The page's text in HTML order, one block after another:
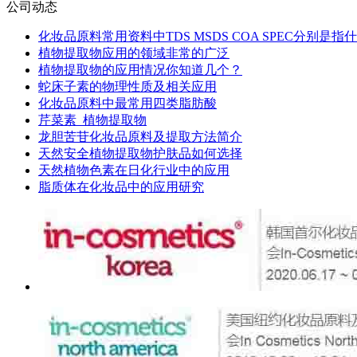
公司动态
化妆品原料常用资料中TDS MSDS COA SPEC分别是指
植物提取物应用的领域非常的广泛
植物提取物的应用情况你知道几个？
蛇床子素的物理性质及相关应用
化妆品原料中最常用四类脂肪酸
芹菜素_植物提取物
龙胆苦苷化妆品原料及提取方法简介
天然安全植物提取物护肤品如何选择
天然植物色素在日化行业中的应用
脂质体在化妆品中的应用研究